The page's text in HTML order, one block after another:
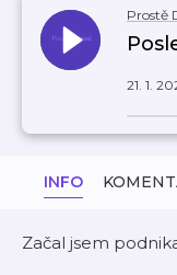
Prostě
21. 1.
INFO
Začal jsem